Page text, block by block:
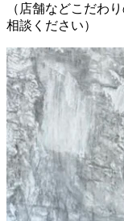
（店舗などこだわ
相談ください）